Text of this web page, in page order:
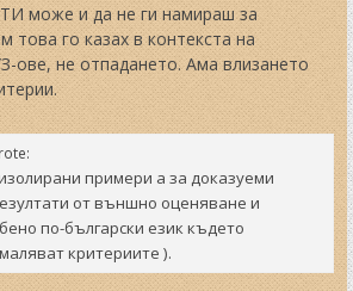
може и да не ги намираш за
това го казах в контекста на
не отпадането. Ама влизането
примери а за доказуеми
от външно оценяване и
по-български език където
критериите ).